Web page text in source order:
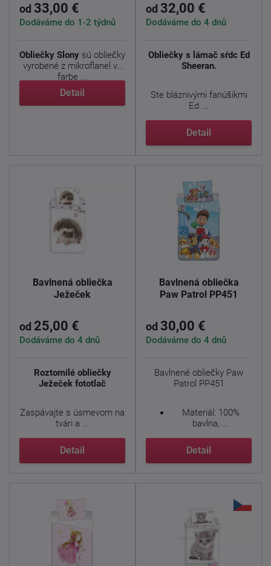
od 33,00 €
Dodáváme do 1-2 týdnů
Obliečky Slony sú obliečky
vyrobené z mikroflanel vo
farbe ...
Detail
od 32,00 €
Dodáváme do 4 dnů
Obliečky s lámač sŕdc Ed
Sheeran.
Ste bláznivými fanúšikmi
Ed ...
Detail
Bavlnená obliečka
Ježeček
od 25,00 €
Dodáváme do 4 dnů
Roztomilé obliečky
Ježeček fototlač
Zaspávajte s úsmevom na
tvári a ...
Detail
Bavlnená obliečka
Paw Patrol PP451
od 30,00 €
Dodáváme do 4 dnů
Bavlnené obliečky Paw
Patrol PP451
Materiál: 100%
bavlna, ...
Detail